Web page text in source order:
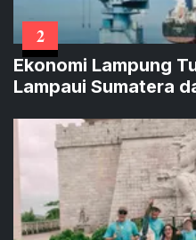
2
Ekonomi Lampung
Lampaui Sumatera